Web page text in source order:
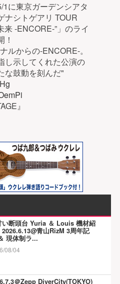
1に東京ガーデンシアタ
ナシトゲアリ TOUR
来 -ENCORE-”」のライ
ルからの-ENCORE-。
し示してくれた公演の
な鼓動を刻んだ"
』
い断頭台 Yuria ＆ Louis 機材紹
2026.6.13@青山RizM 3周年記
現体制ラ...
08/04
＠Zepp DiverCity(TOKYO)